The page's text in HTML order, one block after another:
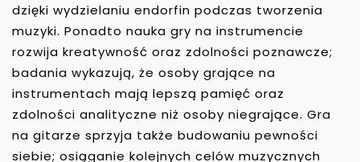
dzięki wydzielaniu endorfin podczas tworzenia
muzyki. Ponadto nauka gry na instrumencie
rozwija kreatywność oraz zdolności poznawcze;
badania wykazują, że osoby grające na
instrumentach mają lepszą pamięć oraz
zdolności analityczne niż osoby niegrające. Gra
na gitarze sprzyja także budowaniu pewności
siebie; osiąganie kolejnych celów muzycznych